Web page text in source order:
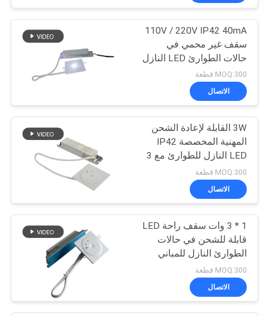
اطلب
اقتباس
خريطة
الموقع
سياسة
الخصوصية
مصابيح طوارئ LED
59
ضوء طوارئ السقف
46
110V / 220V IP42 40mA
سقف غير محمي في
حالات الطوارئ LED النازل
مع ضمان لمدة 3 سنوات
MOQ:300 قطعة
الاتصال
3W القابلة لإعادة الشحن
المهنية المخصصة IP42
LED النازل للطوارئ مع 3
ساعات
MOQ:300 قطعة
الاتصال
1 * 3 وات سقف راحة LED
قابلة للشحن في حالات
الطوارئ النازل للمباني
MOQ:300 قطعة
الاتصال